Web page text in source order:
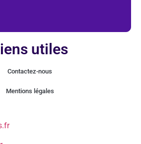
utiles
Contactez-nous
Mentions légales